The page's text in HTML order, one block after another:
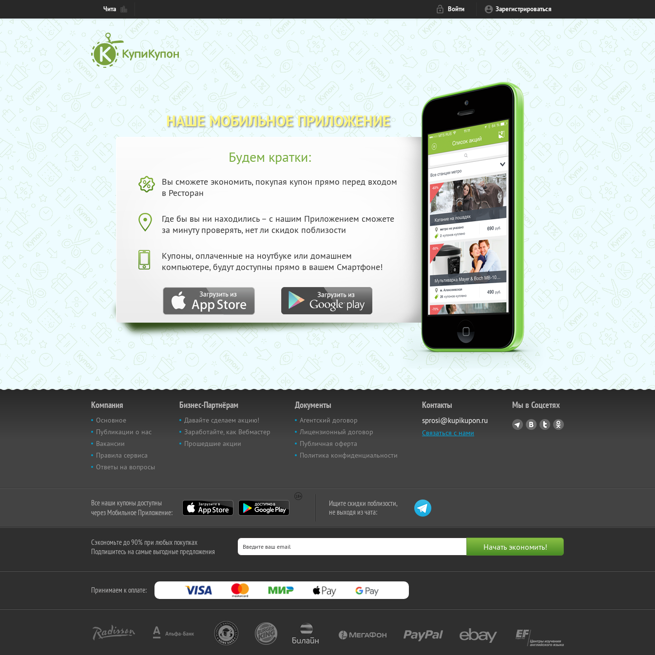
Чита Войти Зарегистрироваться
НАШЕ МОБИЛЬНОЕ ПРИЛОЖЕНИЕ
Будем кратки:
Вы сможете экономить, покупая купон прямо перед входом
в Ресторан
Где бы вы ни находились – с нашим Приложением сможете
за минуту проверять, нет ли скидок поблизости
Купоны, оплаченные на ноутбуке или домашнем
компьютере, будут доступны прямо в вашем Смартфоне!
Компания
Основное
Публикации о нас
Вакансии
Правила сервиса
Ответы на вопросы
Бизнес-Партнёрам
Давайте сделаем акцию!
Заработайте, как Вебмастер
Прошедшие акции
Документы
Агентский договор
Лицензионный договор
Публичная оферта
Политика конфиденциальности
Контакты
sprosi@kupikupon.ru
Связаться с нами
Мы в Соцсетях
Все наши купоны доступны
через Мобильное Приложение:
Ищите скидки поблизости,
не выходя из чата:
Сэкономьте до 90% при любых покупках
Подпишитесь на самые выгодные предложения
Принимаем к оплате: